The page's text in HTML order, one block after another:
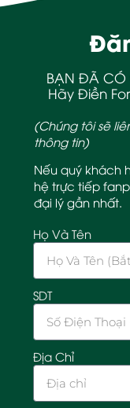
BẠN ĐÃ CÓ
Hãy Điền
(Chúng tôi sẽ
thông tin)
Nếu quý khách
hệ trực tiếp
đại lý gần nhất.
Họ Và Tên
SDT
Địa Chỉ